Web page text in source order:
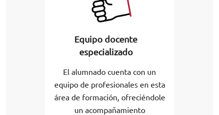
Equipo docente
especializado
El alumnado cuenta con un
equipo de profesionales en esta
área de formación, ofreciéndole
un acompañamiento